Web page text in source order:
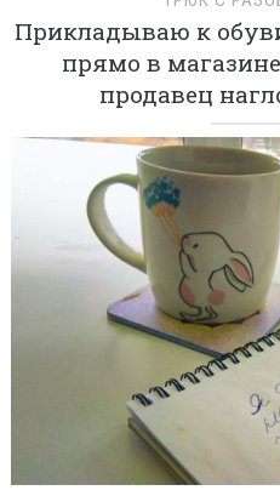
Прикладываю к
прямо в
продавец